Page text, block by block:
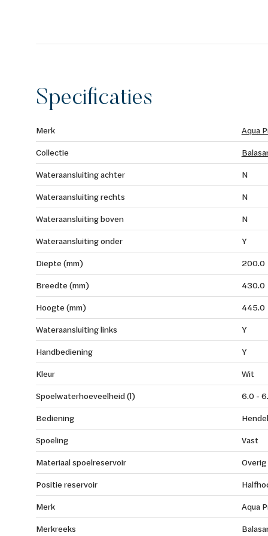
Specificaties
Merk
Aqua
Collectie
Wateraansluiting achter
N
Wateraansluiting rechts
N
Wateraansluiting boven
N
Wateraansluiting onder
Y
Diepte (mm)
200.0
Breedte (mm)
430.0
Hoogte (mm)
445.0
Wateraansluiting links
Y
Handbediening
Y
Kleur
Wit
Spoelwaterhoeveelheid (l)
6.0 -
Bediening
Hendel
Spoeling
Vast
Materiaal spoelreservoir
Overig
Positie reservoir
Merk
Aqua
Merkreeks